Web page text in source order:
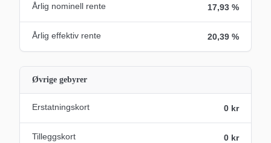
Årlig nominell rente 17,93 %
Årlig effektiv rente 20,39 %
Øvrige gebyrer
Erstatningskort 0 kr
Tilleggskort 0 kr